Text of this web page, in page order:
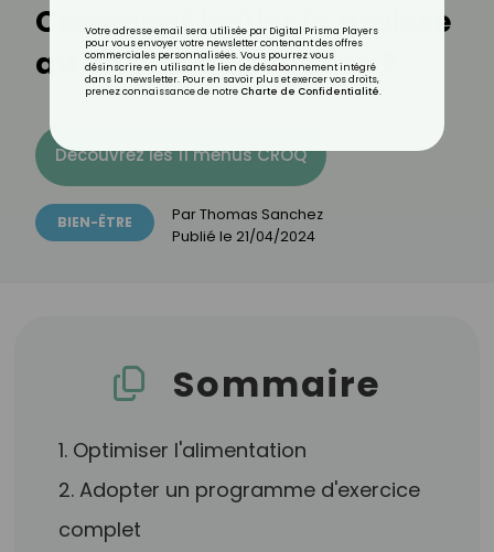
Comment brûler la graisse
au niveau des cuisses ?
Découvrez les 11 menus CROQ
BIEN-ÊTRE ParThomas Sanchez
Publié le 21/04/2024
Sommaire
1. Optimiser l'alimentation
2. Adopter un programme d'exercice
complet
Votre adresse email sera utilisée par Digital Prisma Players
pour vous envoyer votre newsletter contenant des offres
commerciales personnalisées. Vous pourrez vous
désinscrire en utilisant le lien de désabonnement intégré
dans la newsletter. Pour en savoir plus et exercer vos droits,
prenez connaissance de notre Charte de Confidentialité.